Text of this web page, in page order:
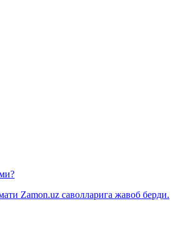
Zamon.uz саволларига жавоб берди.